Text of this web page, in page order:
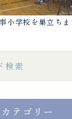
小学校を巣立ちま
カテゴリー